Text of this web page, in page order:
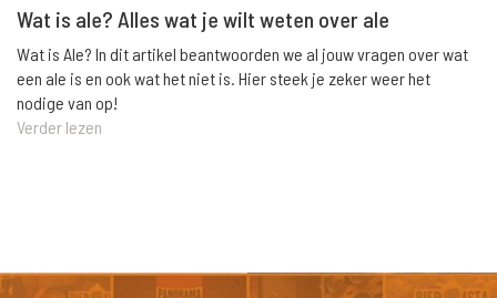
Wat is ale? Alles wat je wilt weten over ale
Wat is Ale? In dit artikel beantwoorden we al jouw vragen over wat
een ale is en ook wat het niet is. Hier steek je zeker weer het
nodige van op!
Verder lezen